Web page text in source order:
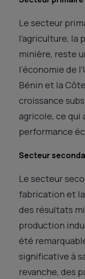
Le secteur
l’agriculture, la
minière, reste
l’économie de
Bénin et la
croissance
agricole, ce qui
performance
Secteur
Le secteur
fabrication et
des résultats
production
été
significative à
revanche, des